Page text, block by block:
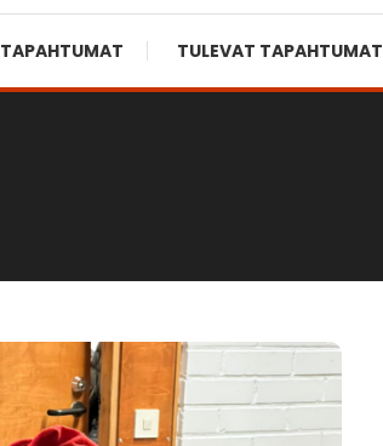
TAPAHTUMAT TULEVAT TAPAHTUMAT